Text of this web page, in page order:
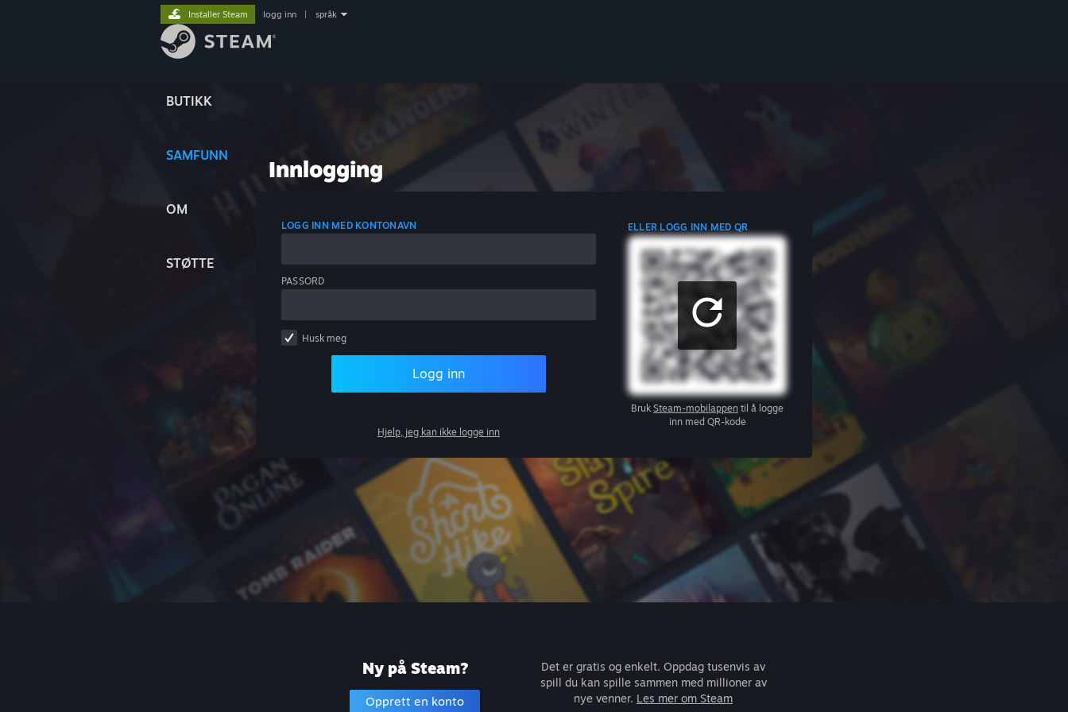
BUTIKK
SAMFUNN
OM
STØTTE
Installer Steam logg inn språk
Innlogging
LOGG INN MED KONTONAVN
PASSORD
Husk meg
Logg inn
Hjelp, jeg kan ikke logge inn
ELLER LOGG INN MED QR
Bruk Steam-mobilappen til å logge
inn med QR-kode
Ny på Steam?
Opprett en konto
Det er gratis og enkelt. Oppdag tusenvis av
spill du kan spille sammen med millioner av
nye venner. Les mer om Steam